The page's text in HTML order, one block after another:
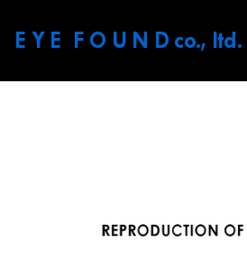
E Y E F O U N D co., ltd.